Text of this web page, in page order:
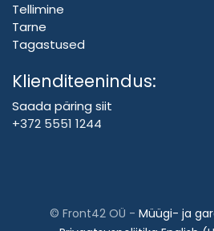
Tellimine
Tarne
Tagastused
Klienditeenindus:
Saada päring siit
+372 5551 1244
© Front42 OÜ - Müügi- ja